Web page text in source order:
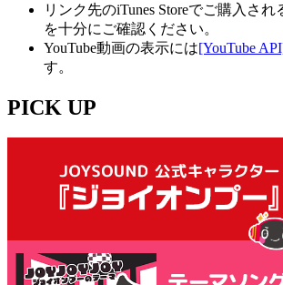
リンク先のiTunes Storeでご購入さ
を十分にご確認ください。
YouTube動画の表示には[YouTube
す。
PICK UP